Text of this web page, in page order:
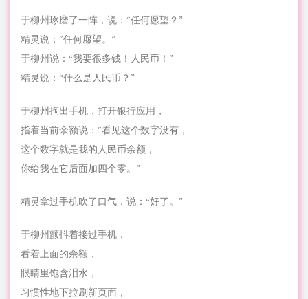
于柳州琢磨了一阵，说：“任何愿望？”
精灵说：“任何愿望。”
于柳州说：“我要很多钱！人民币！”
精灵说：“什么是人民币？”
于柳州掏出手机，打开银行应用，
指着当前余额说：“看见这个数字没有，
这个数字就是我的人民币余额，
你给我在它后面加四个零。”
精灵拿过手机吹了口气，说：“好了。”
于柳州颤抖着接过手机，
看着上面的余额，
眼睛里饱含泪水，
习惯性地下拉刷新页面，